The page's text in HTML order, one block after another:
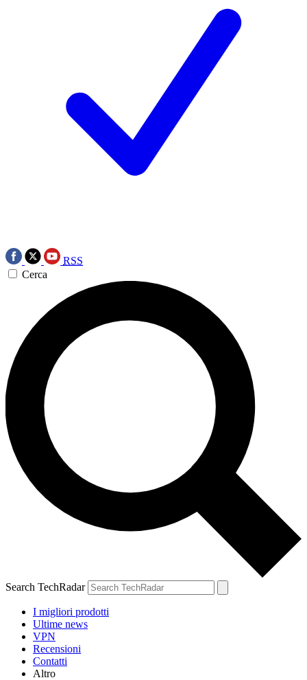
RSS
Cerca
Search TechRadar
I migliori prodotti
Ultime news
VPN
Recensioni
Contatti
Altro